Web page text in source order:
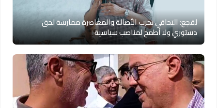
لقجع: التحاقي بحزب الأصالة والمعاصرة ممارسة لحق
دستوري ولا أطمح لمناصب سياسية